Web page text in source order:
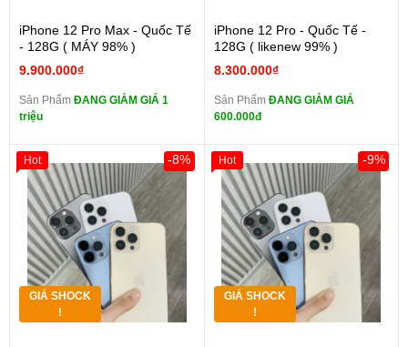
iPhone 12 Pro Max - Quốc Tế
- 128G ( MÁY 98% )
9.900.000₫
Sản Phẩm ĐANG GIẢM GIÁ 1
triệu
iPhone 12 Pro - Quốc Tế -
128G ( likenew 99% )
8.300.000₫
Sản Phẩm ĐANG GIẢM GIÁ
600.000đ
GIÁ SHOCK
!
-8%
Hot
GIÁ SHOCK
!
-9%
Hot